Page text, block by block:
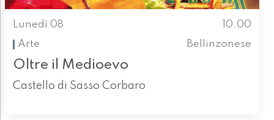
Lunedì 08
10.00
Arte
Bellinzonese
Oltre il Medioevo
Castello di Sasso Corbaro